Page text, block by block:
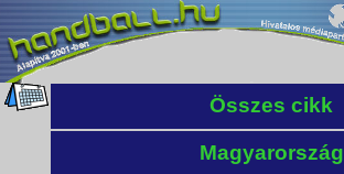
Összes cikk
Magyarország